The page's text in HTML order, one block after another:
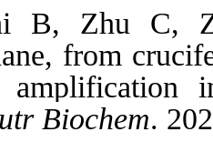
B, Zhu C,
from
Biochem.